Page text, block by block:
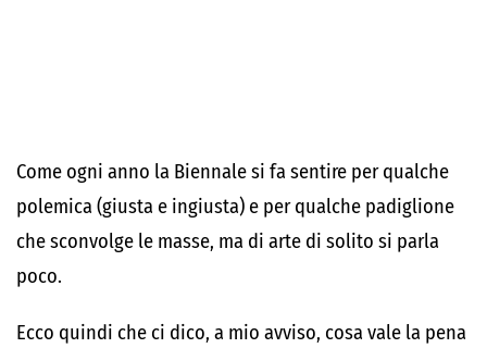
Come ogni anno la Biennale si fa sentire per qualche
polemica (giusta e ingiusta) e per qualche padiglione
che sconvolge le masse, ma di arte di solito si parla
poco.
Ecco quindi che ci dico, a mio avviso, cosa vale la pena